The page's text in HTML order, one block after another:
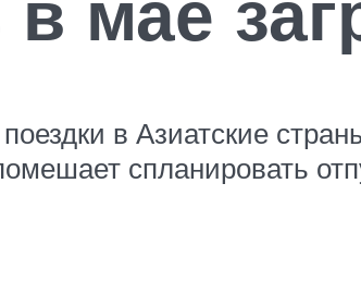
в Азиатские
спланировать